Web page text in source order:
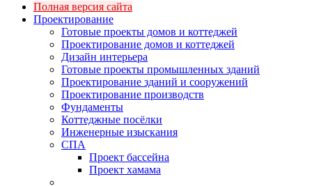
Полная версия сайта
Проектирование
Готовые проекты домов и коттеджей
Проектирование домов и коттеджей
Дизайн интерьера
Готовые проекты промышленных зданий
Проектирование зданий и сооружений
Проектирование производств
Фундаменты
Коттеджные посёлки
Инженерные изыскания
СПА
Проект бассейна
Проект хамама